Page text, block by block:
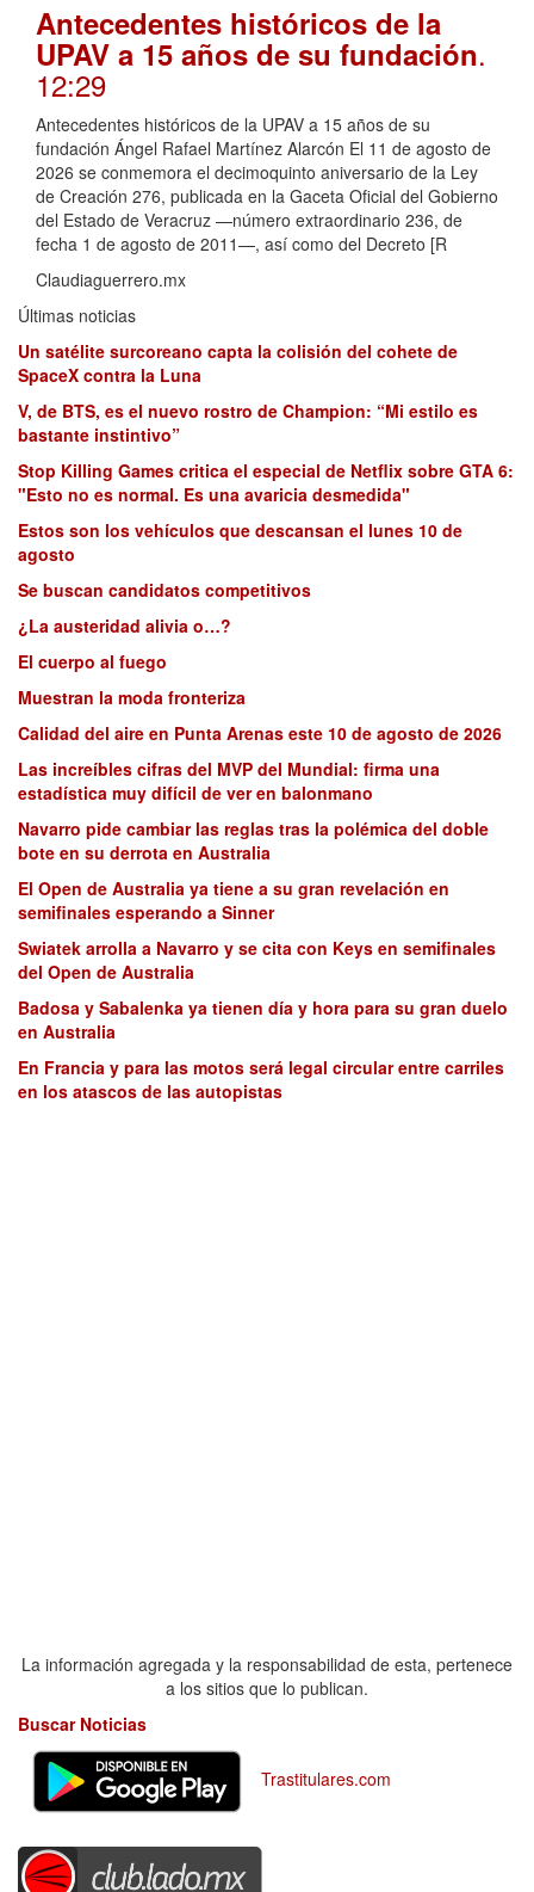
Antecedentes históricos de la
UPAV a 15 años de su fundación.
12:29
Antecedentes históricos de la UPAV a 15 años de su
fundación Ángel Rafael Martínez Alarcón El 11 de agosto de
2026 se conmemora el decimoquinto aniversario de la Ley
de Creación 276, publicada en la Gaceta Oficial del Gobierno
del Estado de Veracruz —número extraordinario 236, de
fecha 1 de agosto de 2011—, así como del Decreto [R
Claudiaguerrero.mx
Últimas noticias
Un satélite surcoreano capta la colisión del cohete de
SpaceX contra la Luna
V, de BTS, es el nuevo rostro de Champion: “Mi estilo es
bastante instintivo”
Stop Killing Games critica el especial de Netflix sobre GTA 6:
"Esto no es normal. Es una avaricia desmedida"
Estos son los vehículos que descansan el lunes 10 de
agosto
Se buscan candidatos competitivos
¿La austeridad alivia o…?
El cuerpo al fuego
Muestran la moda fronteriza
Calidad del aire en Punta Arenas este 10 de agosto de 2026
Las increíbles cifras del MVP del Mundial: firma una
estadística muy difícil de ver en balonmano
Navarro pide cambiar las reglas tras la polémica del doble
bote en su derrota en Australia
El Open de Australia ya tiene a su gran revelación en
semifinales esperando a Sinner
Swiatek arrolla a Navarro y se cita con Keys en semifinales
del Open de Australia
Badosa y Sabalenka ya tienen día y hora para su gran duelo
en Australia
En Francia y para las motos será legal circular entre carriles
en los atascos de las autopistas
La información agregada y la responsabilidad de esta, pertenece
a los sitios que lo publican.
Buscar Noticias
Trastitulares.com